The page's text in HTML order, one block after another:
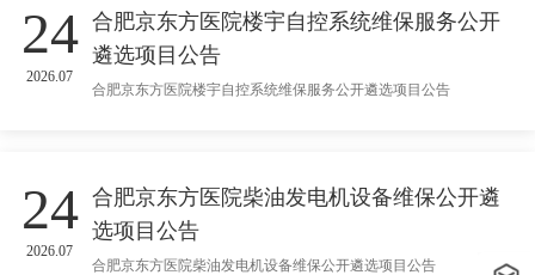
24
2026.07
合肥京东方医院楼宇自控系统维保服务公开
遴选项目公告
合肥京东方医院楼宇自控系统维保服务公开遴选项目公告
24
2026.07
合肥京东方医院柴油发电机设备维保公开遴
选项目公告
合肥京东方医院柴油发电机设备维保公开遴选项目公告